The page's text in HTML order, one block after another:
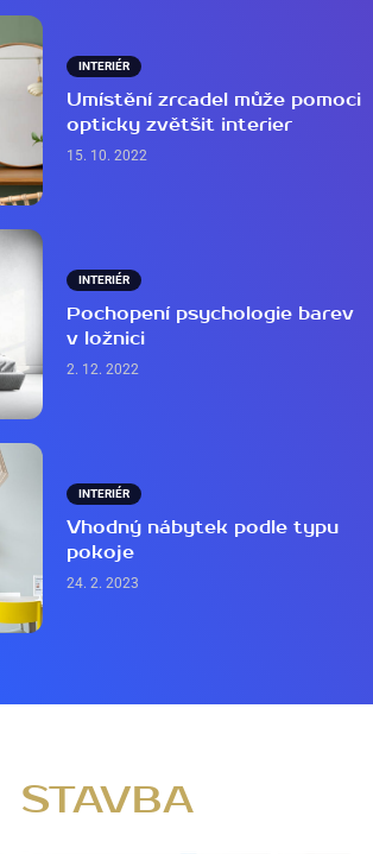
INTERIÉR
Umístění zrcadel může pomoci
opticky zvětšit interier
15. 10. 2022
INTERIÉR
Pochopení psychologie barev
v ložnici
2. 12. 2022
INTERIÉR
Vhodný nábytek podle typu
pokoje
24. 2. 2023
STAVBA